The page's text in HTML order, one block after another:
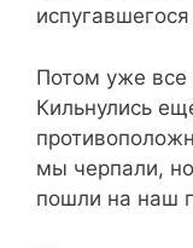
Потом уже все
Кильнулись
мы черпали, но
пошли на наш